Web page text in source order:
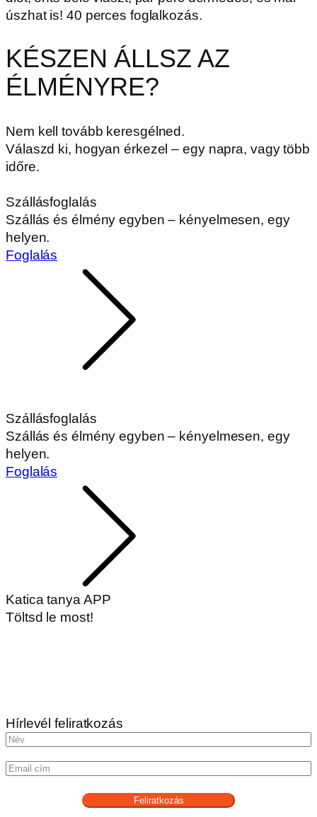
úszhat is! 40 perces foglalkozás.
KÉSZEN ÁLLSZ AZ
ÉLMÉNYRE?
Nem kell tovább keresgélned.
Válaszd ki, hogyan érkezel – egy napra, vagy több
időre.
Szállásfoglalás
Szállás és élmény egyben – kényelmesen, egy
helyen.
Foglalás
Szállásfoglalás
Szállás és élmény egyben – kényelmesen, egy
helyen.
Foglalás
Katica tanya APP
Töltsd le most!
Hírlevél feliratkozás
Feliratkozás